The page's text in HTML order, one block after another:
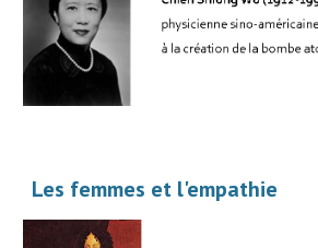
Les femmes et l'empathie